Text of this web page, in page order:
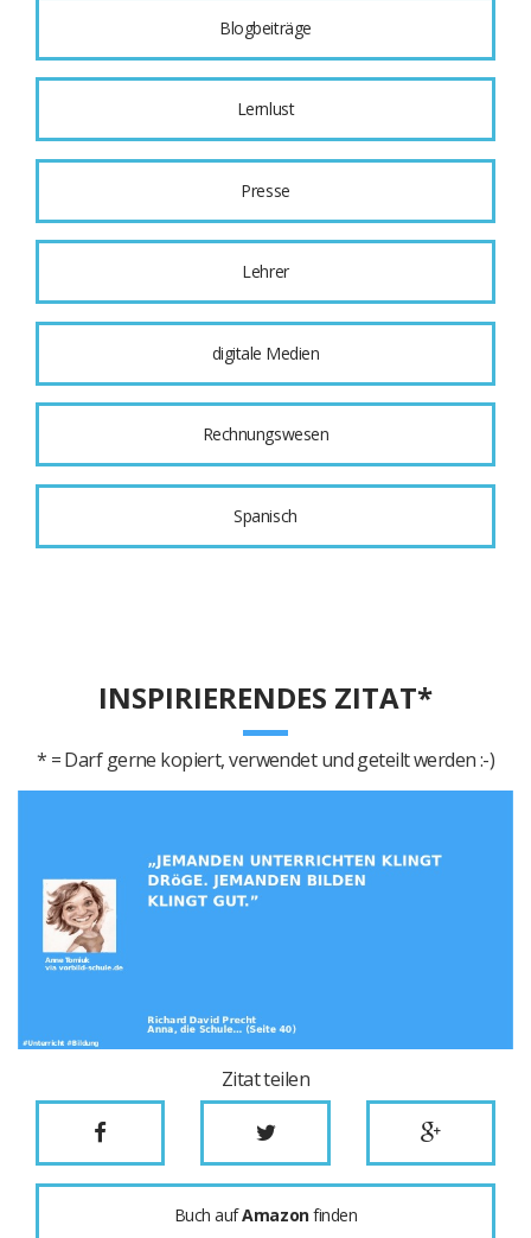
Blogbeiträge
Lernlust
Presse
Lehrer
digitale Medien
Rechnungswesen
Spanisch
INSPIRIERENDES ZITAT*
* = Darf gerne kopiert, verwendet und geteilt werden :-)
Zitat teilen
Buch aufAmazonfinden